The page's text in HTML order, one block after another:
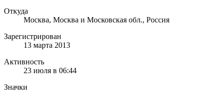
Откуда
Москва, Москва и Московская обл., Россия
Зарегистрирован
13 марта 2013
Активность
23 июля в 06:44
Значки